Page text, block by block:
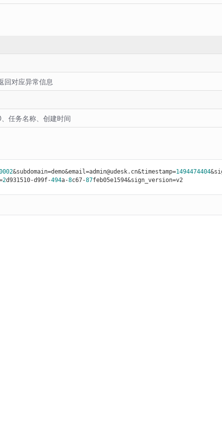
回对应异常信息
任务名称、创建时间
&subdomain=demo&email=admin@udesk.cn&timestamp=1494474404
2d931510-d99f-494a-8c67-87